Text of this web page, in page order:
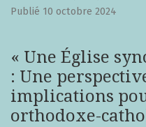
« Une Église
: Une
implications
orthodoxe-
Publié 10 octobre 2024